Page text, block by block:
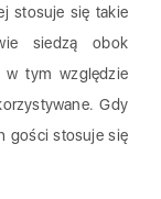
stosuje się takie
siedzą obok
w tym względzie
Gdy
gości stosuje się